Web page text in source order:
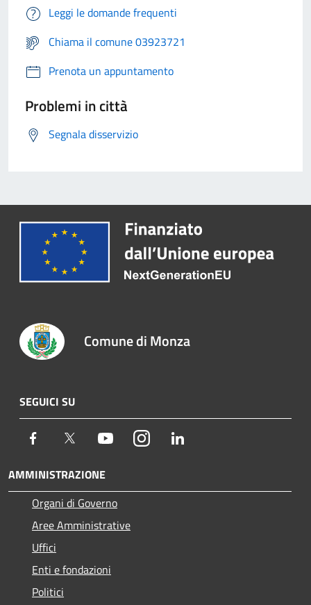
Leggi le domande frequenti
Chiama il comune 03923721
Prenota un appuntamento
Problemi in città
Segnala disservizio
Comune di Monza
SEGUICI SU
Facebook Twitter YoutubeInstagram
AMMINISTRAZIONE
Organi di Governo
Aree Amministrative
Uffici
Enti e fondazioni
Politici